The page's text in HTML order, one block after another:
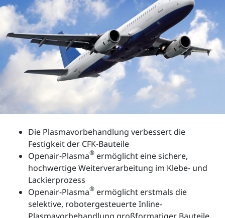
Die Plasmavorbehandlung verbessert die
Festigkeit der CFK-Bauteile
Openair-Plasma® ermöglicht eine sichere,
hochwertige Weiterverarbeitung im Klebe- und
Lackierprozess
Openair-Plasma® ermöglicht erstmals die
selektive, robotergesteuerte Inline-